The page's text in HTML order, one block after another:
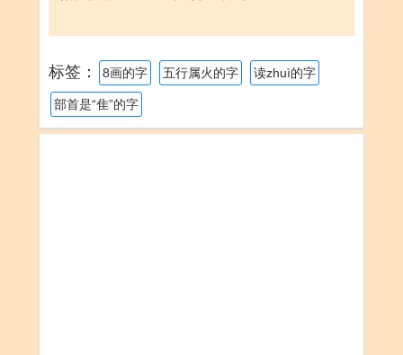
标签： 8画的字 五行属火的字 读zhuì的字
部首是“隹”的字